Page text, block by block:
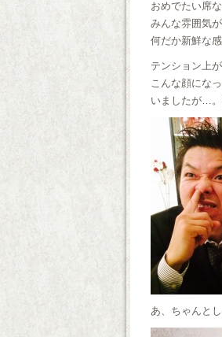
おめでたい席
みんな雰囲気
何だか新鮮な感
テンション上
こんな顔にな
いましたが…
あ、ちゃんと